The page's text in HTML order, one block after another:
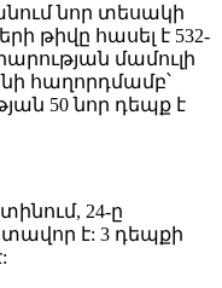
նոր տեսակի
թիվը հասել է 532-
մամուլի
հաղորդմամբ՝
50 նոր դեպք է
24-ը
է: 3 դեպքի